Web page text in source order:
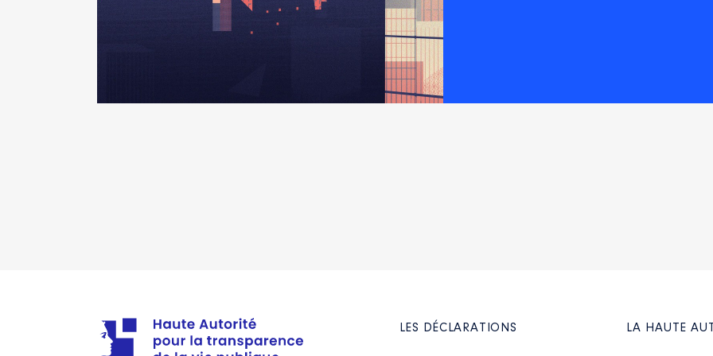
LES DÉCLARATIONS LA HAUTE